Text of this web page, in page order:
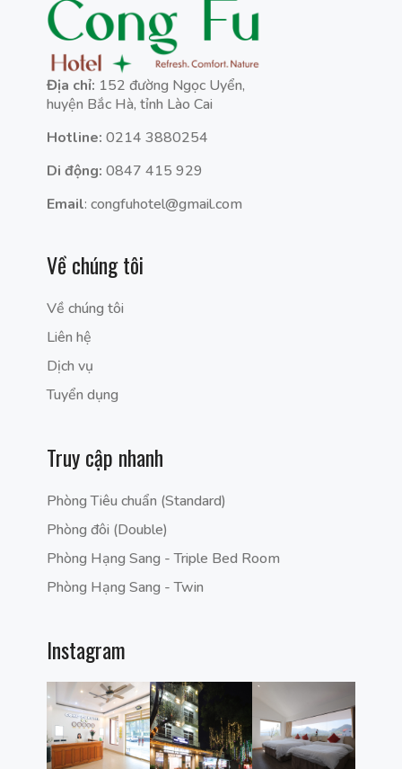
Địa chỉ: 152 đường Ngọc Uyển,
huyện Bắc Hà, tỉnh Lào Cai
Hotline: 0214 3880254
Di động: 0847 415 929
Email: congfuhotel@gmail.com
Về chúng tôi
Về chúng tôi
Liên hệ
Dịch vụ
Tuyển dụng
Truy cập nhanh
Phòng Tiêu chuẩn (Standard)
Phòng đôi (Double)
Phòng Hạng Sang - Triple Bed Room
Phòng Hạng Sang - Twin
Instagram